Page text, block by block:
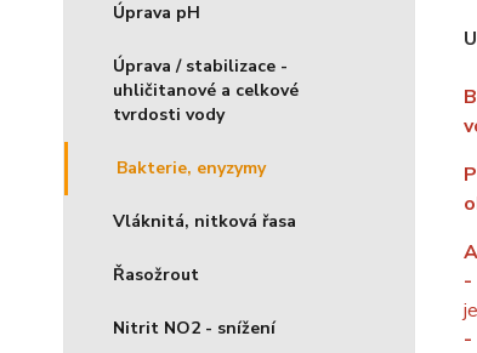
Úprava pH
Úprava / stabilizace -
uhličitanové a celkové
tvrdosti vody
Bakterie, enyzymy
Vláknitá, nitková řasa
Řasožrout
Nitrit NO2 - snížení
-
-